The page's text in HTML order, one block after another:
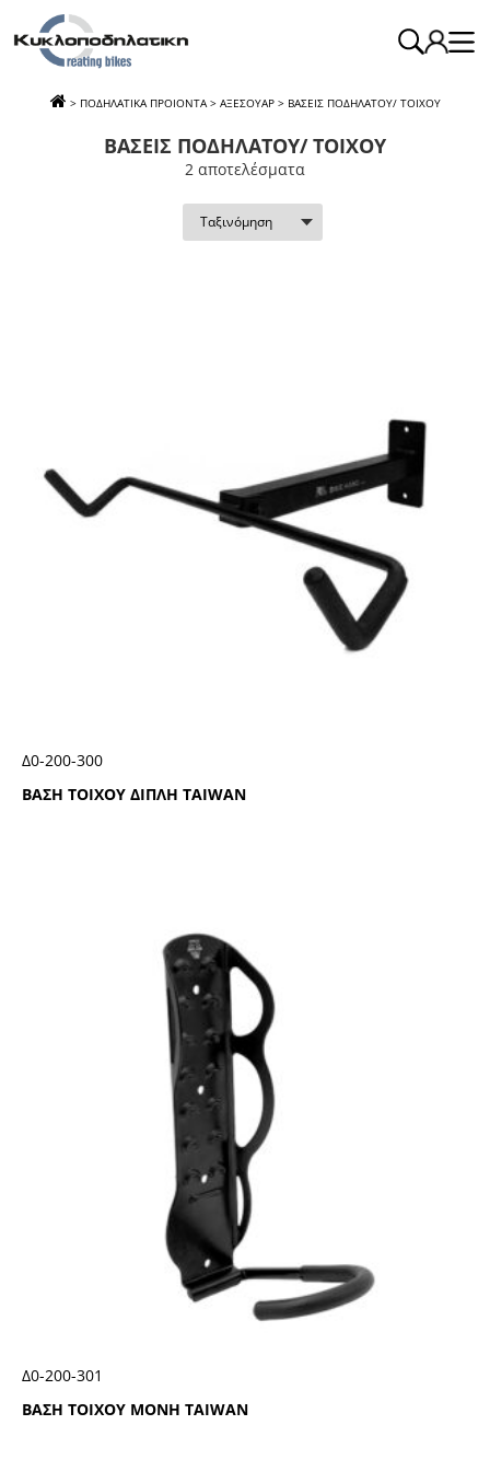
> ΠΟΔΗΛΑΤΙΚΑ ΠΡΟΙΟΝΤΑ > ΑΞΕΣΟΥΑΡ >ΒΑΣΕΙΣ ΠΟΔΗΛΑΤΟΥ/ ΤΟΙΧΟΥ
ΒΑΣΕΙΣ ΠΟΔΗΛΑΤΟΥ/ ΤΟΙΧΟΥ
2 απoτελέσματα
ΒΑΣΗ ΤΟΙΧΟΥ ΔΙΠΛΗ ΤΑΙWΑΝ
Δ0-200-300
ΒΑΣΗ ΤΟΙΧΟΥ ΜΟΝΗ TAIWAN
Δ0-200-301